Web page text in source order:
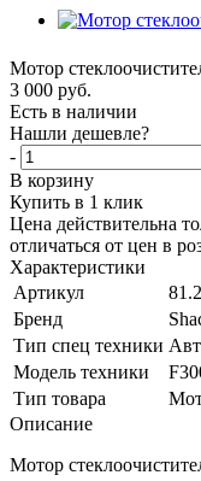
Мотор
3 000 руб.
Есть в наличии
Нашли дешевле?
-
В корзину
Купить в 1 клик
Цена действительна
отличаться от цен в
Характеристики
Артикул
Бренд
Тип спец техники
Модель техники
Тип товара
Описание
Мотор